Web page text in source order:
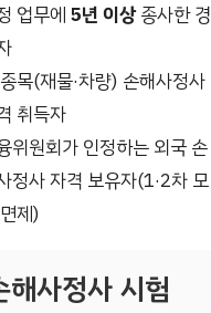
업무에5년 이상종사한 경
목(재물·차량) 손해사정사
취득자
위원회가 인정하는 외국 손
정사 자격 보유자(1·2차 모
제)
해사정사 시험